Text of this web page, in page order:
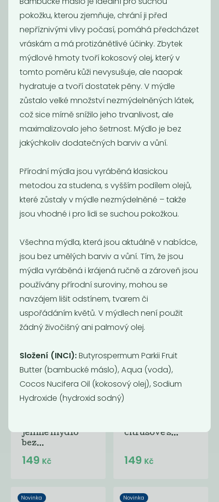
Deodorant tea
tree and...
229Kč
Deodorant
levandule &
229Kč
Deodorant bez
sody citrus
229Kč
Tuhé mýdlo
Ponio -...
149Kč
jemné mýdlo
bez...
149 Kč
Novinka
citrusové s...
149 Kč
Novinka Novinka
pokožku, kterou zjemňuje, chrání ji před
nepříznivými vlivy počasí, pomáhá předcházet
vráskám a má protizánětlivé účinky. Zbytek
mýdlové hmoty tvoří kokosový olej, který v
tomto poměru kůži nevysušuje, ale naopak
hydratuje a tvoří dostatek pěny. V mýdle
zůstalo velké množství nezmýdelněných látek,
což sice mírně snížilo jeho trvanlivost, ale
maximalizovalo jeho šetrnost. Mýdlo je bez
jakýchkoliv dodatečných barviv a vůní.
Přírodní mýdla jsou vyráběná klasickou
metodou za studena, s vyšším podílem olejů,
které zůstaly v mýdle nezmýdelněné – takže
jsou vhodné i pro lidi se suchou pokožkou.
Všechna mýdla, která jsou aktuálně v nabídce,
jsou bez umělých barviv a vůní. Tím, že jsou
mýdla vyráběná i krájená ručně a zároveň jsou
používány přírodní suroviny, mohou se
navzájem lišit odstínem, tvarem či
uspořádáním květů. V mýdlech není použit
žádný živočišný ani palmový olej.
Složení (INCI):Butyrospermum Parkii Fruit
Butter (bambucké máslo), Aqua (voda),
Cocos Nucifera Oil (kokosový olej), Sodium
Hydroxide (hydroxid sodný)